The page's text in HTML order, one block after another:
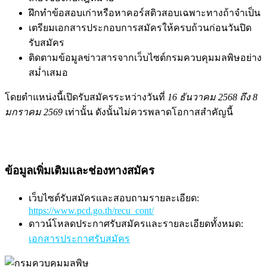
ฝึกทำข้อสอบเก่าหรือหาคอร์สติวสอบเฉพาะทางถ้าจำเป็น
เตรียมเอกสารประกอบการสมัครให้ครบถ้วนก่อนวันปิด
รับสมัคร
ติดตามข้อมูลข่าวสารจากเว็บไซต์กรมควบคุมมลพิษอย่าง
สม่ำเสมอ
โดยตำแหน่งนี้เปิดรับสมัครระหว่างวันที่ 16 ธันวาคม 2568 ถึง 8
มกราคม 2569 เท่านั้น ดังนั้นไม่ควรพลาดโอกาสสำคัญนี้
ข้อมูลเพิ่มเติมและช่องทางสมัคร
เว็บไซต์รับสมัครและสอบถามรายละเอียด:
https://www.pcd.go.th/recu_cont/
ดาวน์โหลดประกาศรับสมัครและรายละเอียดทั้งหมด:
เอกสารประกาศรับสมัคร